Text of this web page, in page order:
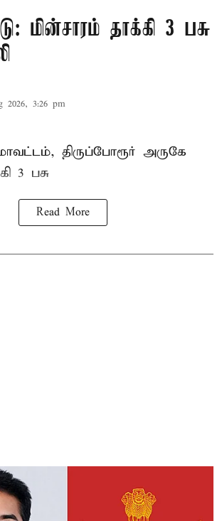
மின்சாரம் தாக்கி 3 பசு
2026, 3:26 pm
திருப்போரூர் அருகே
3 பசு
Read More